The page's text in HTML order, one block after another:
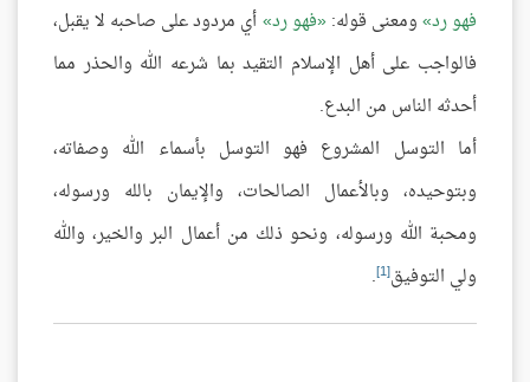
فهو رد ومعنى قوله: فهو رد أي مردود على صاحبه لا يقبل،
فالواجب على أهل الإسلام التقيد بما شرعه الله والحذر مما
أحدثه الناس من البدع.
أما التوسل المشروع فهو التوسل بأسماء الله وصفاته،
وبتوحيده، وبالأعمال الصالحات، والإيمان بالله ورسوله،
ومحبة الله ورسوله، ونحو ذلك من أعمال البر والخير، والله
ولي التوفيق[1]
.